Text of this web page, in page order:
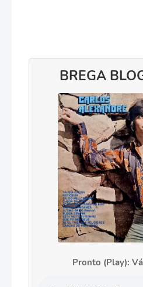
BREGA
Pronto (Play):